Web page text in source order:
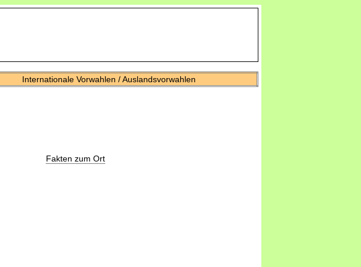
Internationale Vorwahlen / Auslandsvorwahlen
Fakten zum Ort